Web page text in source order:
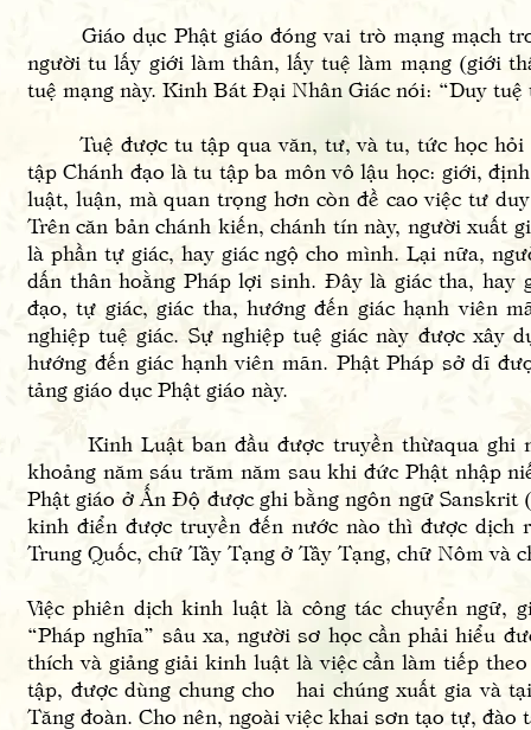
Giáo dục Phật giáo đóng vai trò mạng mạch
người tu lấy giới làm thân, lấy tuệ làm mạng (giới
tuệ mạng này. Kinh Bát Đại Nhân Giác nói: “Duy
Tuệ được tu tập qua văn, tư, và tu, tức học hỏi
tập Chánh đạo là tu tập ba môn vô lậu học: giới,
luật, luận, mà quan trọng hơn còn đề cao việc tư
Trên căn bản chánh kiến, chánh tín này, người
là phần tự giác, hay giác ngộ cho mình. Lại nữa,
dấn thân hoằng Pháp lợi sinh. Đây là giác tha,
đạo, tự giác, giác tha, hướng đến giác hạnh viên
nghiệp tuệ giác. Sự nghiệp tuệ giác này được xây
hướng đến giác hạnh viên mãn. Phật Pháp sở dĩ
tảng giáo dục Phật giáo này.
Kinh Luật ban đầu được truyền thừaqua ghi
khoảng năm sáu trăm năm sau khi đức Phật nhập
Phật giáo ở Ấn Độ được ghi bằng ngôn ngữ
kinh điển được truyền đến nước nào thì được
Trung Quốc, chữ Tây Tạng ở Tây Tạng, chữ Nôm và
Việc phiên dịch kinh luật là công tác chuyển ngữ,
“Pháp nghĩa” sâu xa, người sơ học cần phải hiểu
thích và giảng giải kinh luật là việc cần làm tiếp
tập, được dùng chung cho hai chúng xuất gia và
Tăng đoàn. Cho nên, ngoài việc khai sơn tạo tự,